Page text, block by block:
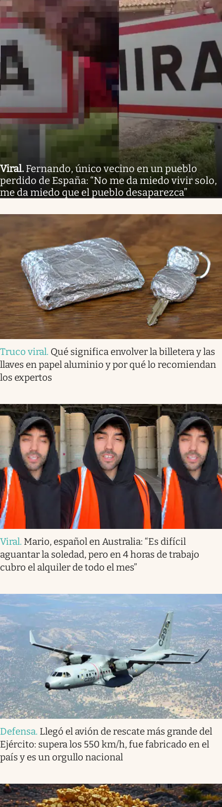
Viral. Fernando, único vecino en un pueblo
perdido de España: “No me da miedo vivir solo,
me da miedo que el pueblo desaparezca”
Truco viral. Qué significa envolver la billetera y las
llaves en papel aluminio y por qué lo recomiendan
los expertos
Viral. Mario, español en Australia: “Es difícil
aguantar la soledad, pero en 4 horas de trabajo
cubro el alquiler de todo el mes”
Defensa. Llegó el avión de rescate más grande del
Ejército: supera los 550 km/h, fue fabricado en el
país y es un orgullo nacional